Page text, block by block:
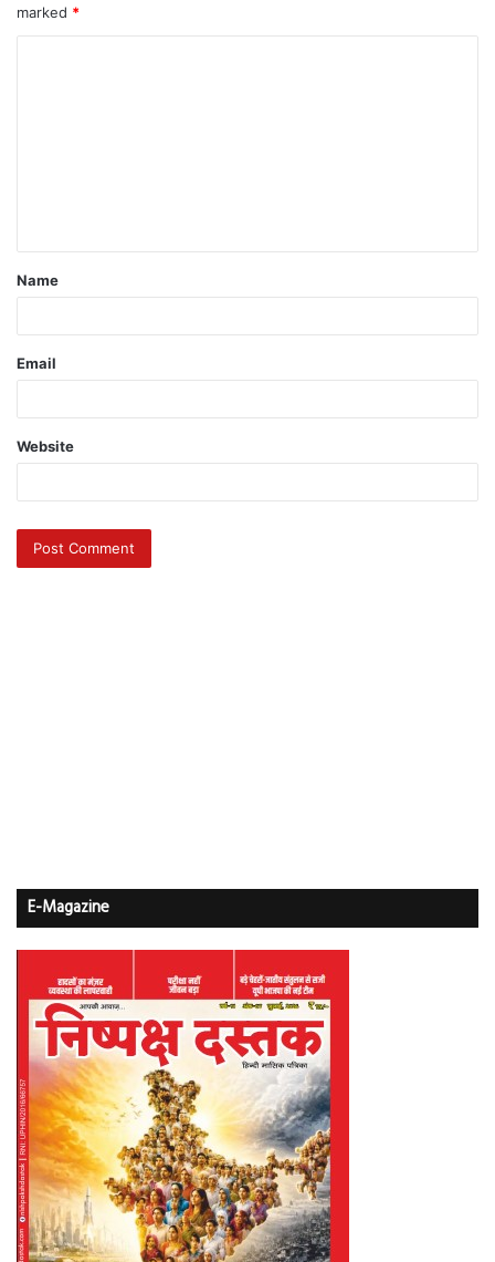
marked *
Name
Email
Website
E-Magazine